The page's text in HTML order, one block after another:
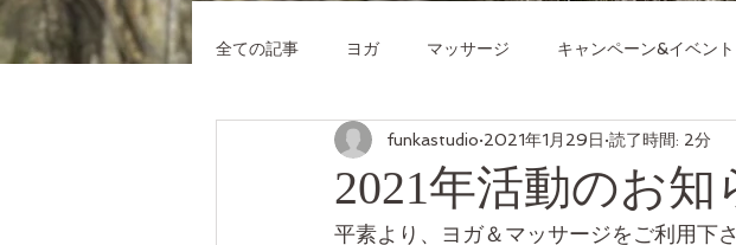
全ての記事 ヨガ マッサージ キャンペーン&イベント
鹿屋ヨガスタジオ タイ古式マッサージ鹿屋を建てるまでの道
2021年活動のお知
funkastudio 2021年1月29日 読了時間: 2分
平素より、ヨガ＆マッサージをご利用下